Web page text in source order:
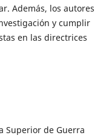
Además, los autores
y cumplir
en las directrices
Superior de Guerra